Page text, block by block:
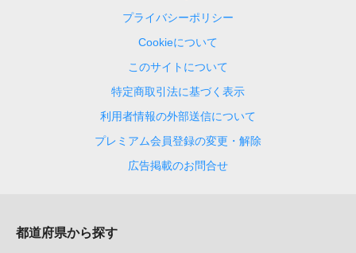
プライバシーポリシー
Cookieについて
このサイトについて
特定商取引法に基づく表示
利用者情報の外部送信について
プレミアム会員登録の変更・解除
広告掲載のお問合せ
都道府県から探す